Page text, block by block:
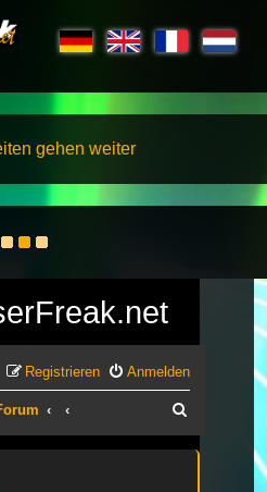
gehen weiter
Anmelden
Registrieren